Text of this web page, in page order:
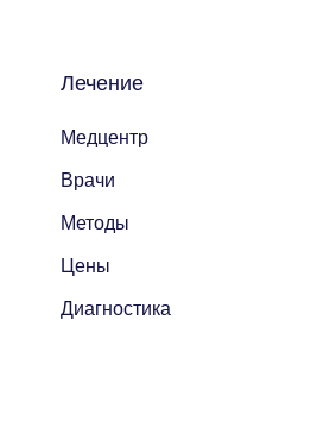
Лечение
Медцентр
Врачи
Методы
Цены
Диагностика
– одна кухня